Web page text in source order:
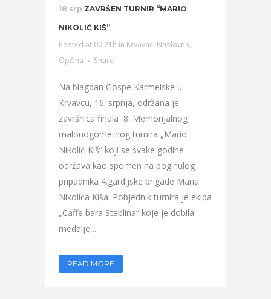
18 srp ZAVRŠEN TURNIR “MARIO
NIKOLIĆ KIŠ”
Posted at 00:21h in Krvavac, Naslovna,
Općina
Share
Na blagdan Gospe Karmelske u
Krvavcu, 16. srpnja, održana je
završnica finala 8. Memorijalnog
malonogometnog turnira „Mario
Nikolić-Kiš“ koji se svake godine
održava kao spomen na poginulog
pripadnika 4.gardijske brigade Maria
Nikolića Kiša. Pobjednik turnira je ekipa
„Caffe bara Stablina“ koje je dobila
medalje,...
READ MORE